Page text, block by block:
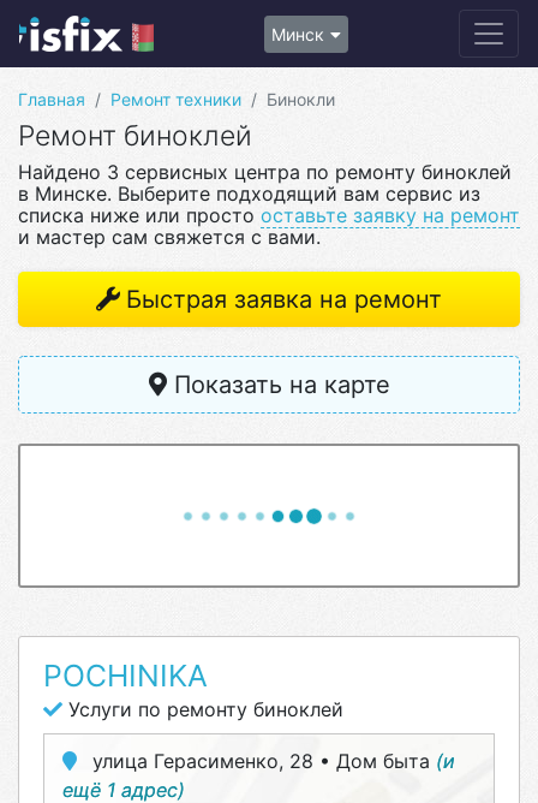
Минск
Главная Ремонт техники Бинокли
Ремонт биноклей
Найдено 3 сервисных центра по ремонту биноклей
в Минске. Выберите подходящий вам сервис из
списка ниже или просто оставьте заявку на ремонт
и мастер сам свяжется с вами.
Быстрая заявка на ремонт
Показать на карте
POCHINIKA
Услуги по ремонту биноклей
улица Герасименко, 28 • Дом быта (и
ещё 1 адрес)